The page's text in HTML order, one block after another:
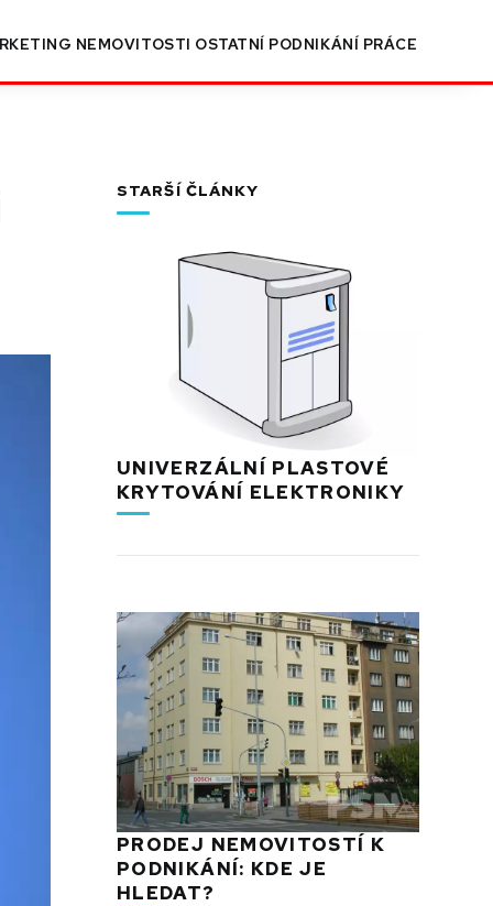
NEMOVITOSTI OSTATNÍ PODNIKÁNÍ PRÁCE
STARŠÍ ČLÁNKY
UNIVERZÁLNÍ PLASTOVÉ
KRYTOVÁNÍ ELEKTRONIKY
PRODEJ NEMOVITOSTÍ K
PODNIKÁNÍ: KDE JE
HLEDAT?